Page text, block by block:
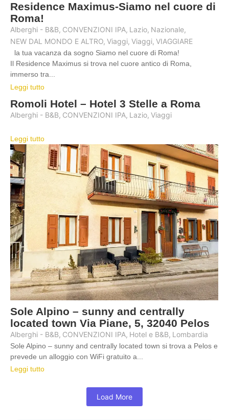
Residence Maximus-Siamo nel cuore di
Roma!
Alberghi - B&B, CONVENZIONI IPA, Lazio, Nazionale,
NEW DAL MONDO E ALTRO, Viaggi, Viaggi, VIAGGIARE
la tua vacanza da sogno Siamo nel cuore di Roma!
Il Residence Maximus si trova nel cuore antico di Roma,
immerso tra...
Leggi tutto
Romoli Hotel – Hotel 3 Stelle a Roma
Alberghi - B&B, CONVENZIONI IPA, Lazio, Viaggi
Leggi tutto
Sole Alpino – sunny and centrally
located town Via Piane, 5, 32040 Pelos
Alberghi - B&B, CONVENZIONI IPA, Hotel e B&B, Lombardia
Sole Alpino – sunny and centrally located town si trova a Pelos e
prevede un alloggio con WiFi gratuito a...
Leggi tutto
Load More